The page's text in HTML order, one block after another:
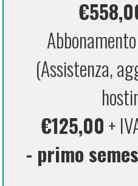
(Assistenza,
€125,00+
- primo